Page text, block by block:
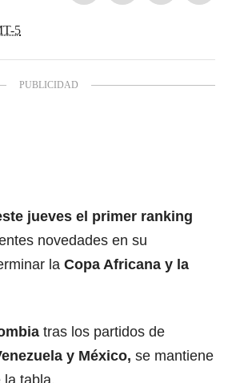
5
jueves el primer ranking
novedades en su
la Copa Africana y la
tras los partidos de
y México, se mantiene
la tabla.